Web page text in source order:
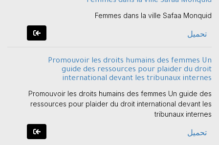
Femmes dans la ville Safaa Monquid
تحميل
Promouvoir les droits humains des femmes Un
guide des ressources pour plaider du droit
international devant les tribunaux internes
Promouvoir les droits humains des femmes Un guide des
ressources pour plaider du droit international devant les
tribunaux internes
تحميل